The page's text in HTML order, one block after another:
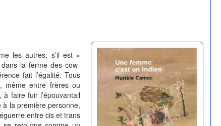
autres, s’il est «
la ferme des cow-
fait l’égalité. Tous
même entre frères ou
faire fuir l’épouvantail
la première personne,
entre cis et trans